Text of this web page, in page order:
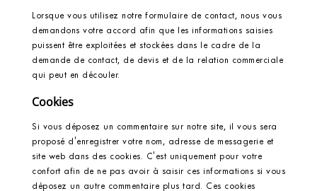
Lorsque vous utilisez notre formulaire de contact, nous vous
demandons votre accord afin que les informations saisies
puissent être exploitées et stockées dans le cadre de la
demande de contact, de devis et de la relation commerciale
qui peut en découler.
Cookies
Si vous déposez un commentaire sur notre site, il vous sera
proposé d'enregistrer votre nom, adresse de messagerie et
site web dans des cookies. C'est uniquement pour votre
confort afin de ne pas avoir à saisir ces informations si vous
déposez un autre commentaire plus tard. Ces cookies